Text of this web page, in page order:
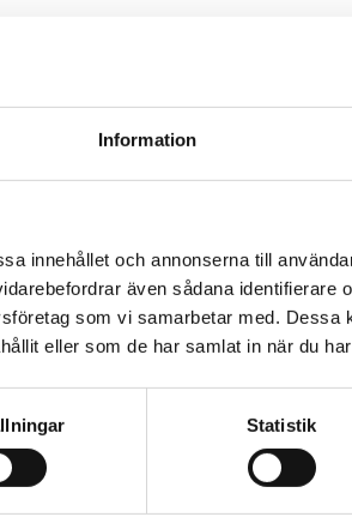
Information
innehållet och annonserna till
även sådana identifierare
som vi samarbetar med. Dessa
eller som de har samlat in när du
Statistik
Artikelnr: